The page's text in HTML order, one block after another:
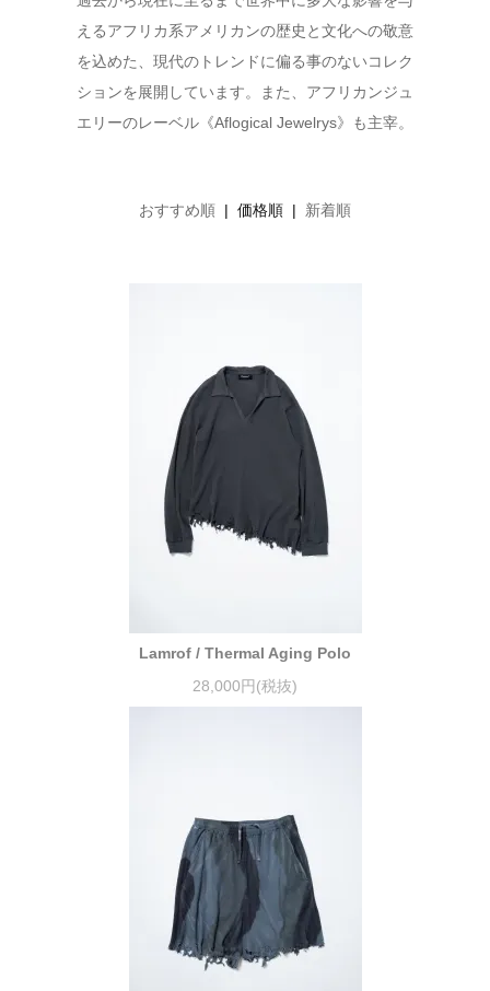
えるアフリカ系アメリカンの歴史と文化への敬意
を込めた、現代のトレンドに偏る事のないコレク
ションを展開しています。また、アフリカンジュ
エリーのレーベル《Aflogical Jewelrys》も主宰。
おすすめ順 | 価格順 | 新着順
Lamrof / Thermal Aging Polo
28,000円(税抜)